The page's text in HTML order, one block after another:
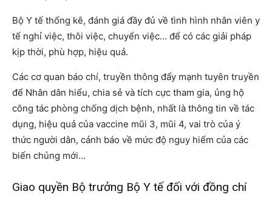
Bộ Y tế thống kê, đánh giá đầy đủ về tình hình nhân viên y
tế nghỉ việc, thôi việc, chuyển việc… để có các giải pháp
kịp thời, phù hợp, hiệu quả.
Các cơ quan báo chí, truyền thông đẩy mạnh tuyên truyền
để Nhân dân hiểu, chia sẻ và tích cực tham gia, ủng hộ
công tác phòng chống dịch bệnh, nhất là thông tin về tác
dụng, hiệu quả của vaccine mũi 3, mũi 4, vai trò của ý
thức người dân, cảnh báo về mức độ nguy hiểm của các
biến chủng mới…
Giao quyền Bộ trưởng Bộ Y tế đối với đồng chí